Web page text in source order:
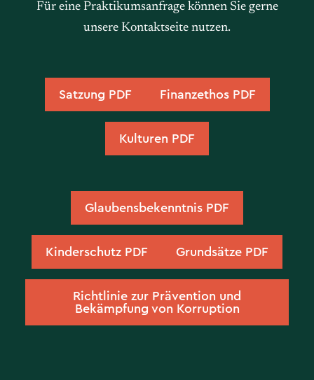
Für eine Praktikumsanfrage können Sie gerne
unsere Kontaktseite nutzen.
Satzung PDF Finanzethos PDF
Kulturen PDF
Glaubensbekenntnis PDF
Kinderschutz PDF Grundsätze PDF
Richtlinie zur Prävention und
Bekämpfung von Korruption